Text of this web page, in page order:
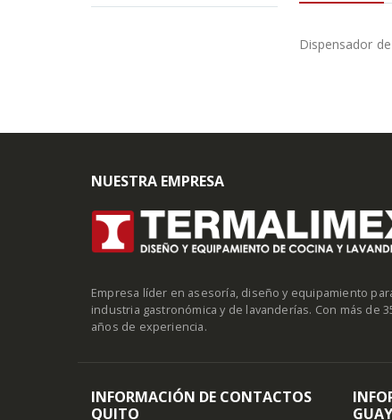
Dispensador
NUESTRA EMPRESA
Empresa líder en asesoría, diseño y equipamiento
industria gastronómica y de lavanderías. Con más de
años de experiencia.
INFORMACIÓN DE CONTACTOS
QUITO